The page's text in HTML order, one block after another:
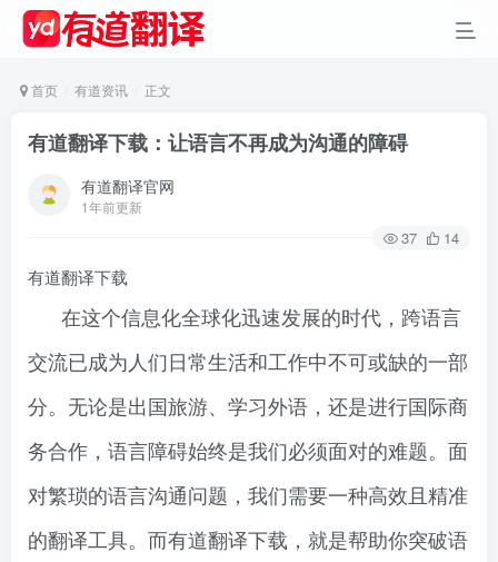
首页 有道资讯 正文
有道翻译下载：让语言不再成为沟通的障碍
有道翻译官网
1年前更新
37 14
有道翻译下载
在这个信息化全球化迅速发展的时代，跨语言
交流已成为人们日常生活和工作中不可或缺的一部
分。无论是出国旅游、学习外语，还是进行国际商
务合作，语言障碍始终是我们必须面对的难题。面
对繁琐的语言沟通问题，我们需要一种高效且精准
的翻译工具。而有道翻译下载，就是帮助你突破语